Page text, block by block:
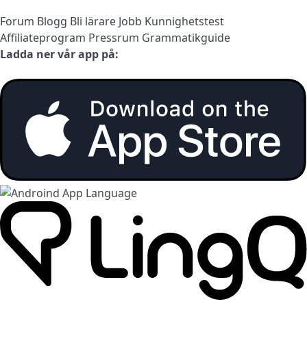
Forum Blogg Bli lärare Jobb Kunnighetstest
Affiliateprogram Pressrum Grammatikguide
Ladda ner vår app på: